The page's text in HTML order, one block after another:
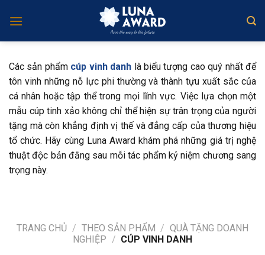
Các sản phẩm cúp vinh danh là biểu tượng cao quý nhất để
tôn vinh những nỗ lực phi thường và thành tựu xuất sắc của
cá nhân hoặc tập thể trong mọi lĩnh vực. Việc lựa chọn một
mẫu cúp tinh xảo không chỉ thể hiện sự trân trọng của người
tặng mà còn khẳng định vị thế và đẳng cấp của thương hiệu
tổ chức. Hãy cùng Luna Award khám phá những giá trị nghệ
thuật độc bản đằng sau mỗi tác phẩm kỷ niệm chương sang
trọng này.
TRANG CHỦ / THEO SẢN PHẨM / QUÀ TẶNG DOANH
NGHIỆP / CÚP VINH DANH